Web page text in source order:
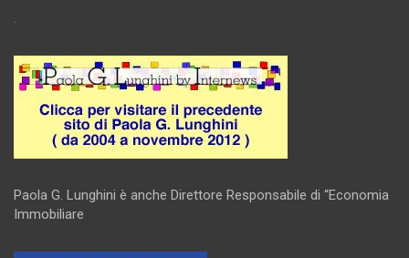
.
Paola G. Lunghini è anche Direttore Responsabile di “Economia
Immobiliare